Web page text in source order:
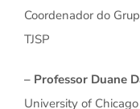
Coordenador do
TJSP
– Professor Duane
University of Chicago